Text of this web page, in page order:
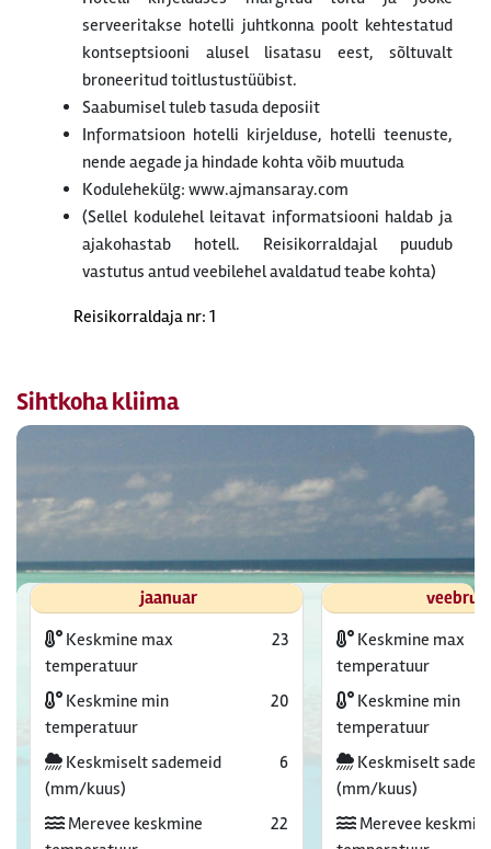
serveeritakse hotelli juhtkonna poolt kehtestatud
kontseptsiooni alusel lisatasu eest, sõltuvalt
broneeritud toitlustustüübist.
Saabumisel tuleb tasuda deposiit
Informatsioon hotelli kirjelduse, hotelli teenuste,
nende aegade ja hindade kohta võib muutuda
Kodulehekülg: www.ajmansaray.com
(Sellel kodulehel leitavat informatsiooni haldab ja
ajakohastab hotell. Reisikorraldajal puudub
vastutus antud veebilehel avaldatud teabe kohta)
Reisikorraldaja nr: 1
Sihtkoha kliima
jaanuar
Keskmine max
temperatuur
23
Keskmine min
temperatuur
20
Keskmiselt sademeid
(mm/kuus)
6
Merevee keskmine
22
Keskmine max
temperatuur
Keskmine min
temperatuur
Keskmiselt
(mm/kuus)
Merevee